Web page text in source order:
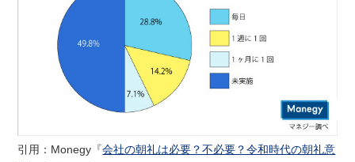
引用：Monegy『会社の朝礼は必要？不必要？令和時代の朝礼意